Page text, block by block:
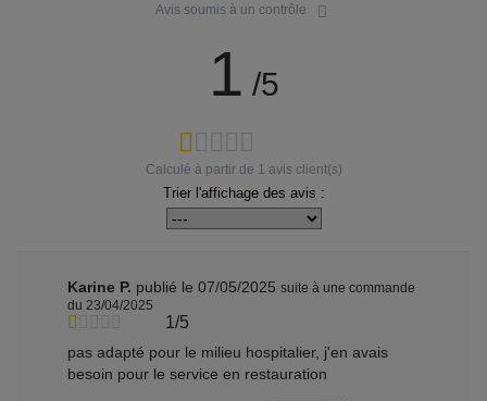
Avis soumis à un contrôle
1 /5
Calculé à partir de 1 avis client(s)
Trier l'affichage des avis :
Karine P. publié le 07/05/2025 suite à une commande
du 23/04/2025
1/5
pas adapté pour le milieu hospitalier, j'en avais
besoin pour le service en restauration